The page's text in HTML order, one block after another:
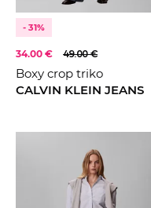
- 31%
34.00 € 49.00 €
Boxy crop triko
CALVIN KLEIN JEANS